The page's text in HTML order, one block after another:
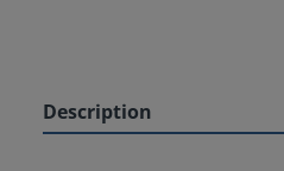
Description